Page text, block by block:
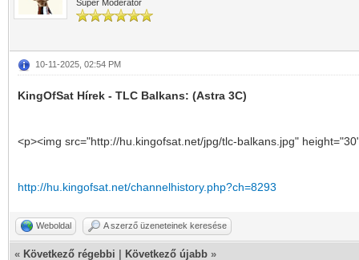
Super Moderator
10-11-2025, 02:54 PM
KingOfSat Hírek - TLC Balkans: (Astra 3C)
<p><img src="http://hu.kingofsat.net/jpg/tlc-balkans.jpg"
http://hu.kingofsat.net/channelhistory.php?ch=8293
Weboldal A szerző üzeneteinek keresése
« Következő régebbi Következő újabb »